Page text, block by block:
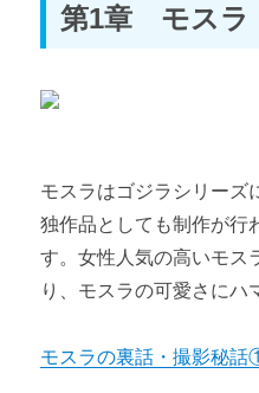
第1章 モスラ
モスラはゴジラシリーズ
独作品としても制作が行
す。女性人気の高いモス
り、モスラの可愛さにハ
モスラの裏話・撮影秘